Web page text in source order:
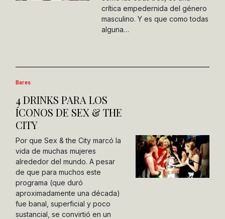
crítica empedernida del género
masculino. Y es que como todas
alguna…
Bares
4 DRINKS PARA LOS
ÍCONOS DE SEX & THE
CITY
Por que Sex & the City marcó la
vida de muchas mujeres
alrededor del mundo. A pesar
de que para muchos este
programa (que duró
aproximadamente una década)
fue banal, superficial y poco
sustancial, se convirtió en un